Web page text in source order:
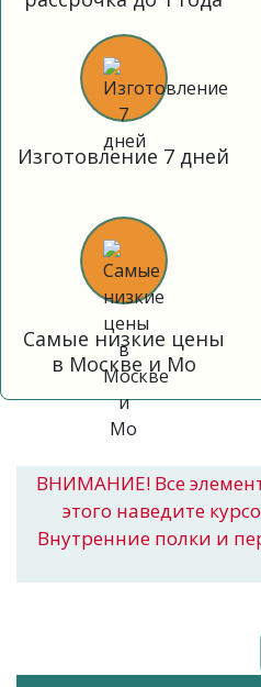
Изготовление 7 дней
Самые низкие цены
в Москве и Мо
ВНИМАНИЕ! Все
этого наведите
Внутренние полки и